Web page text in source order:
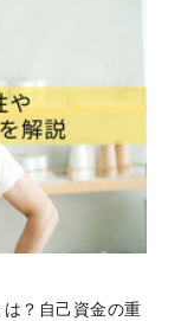
？自己資金の重